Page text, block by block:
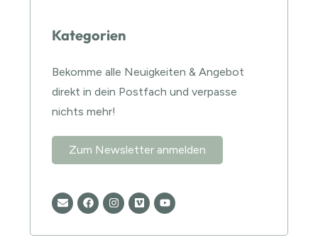
Kategorien
Bekomme alle Neuigkeiten & Angebot
direkt in dein Postfach und verpasse
nichts mehr!
Zum Newsletter anmelden